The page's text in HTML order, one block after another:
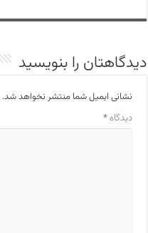
دیدگاهتان را بنویسید
نشانی ایمیل شما منتشر نخواهد شد.
دیدگاه*